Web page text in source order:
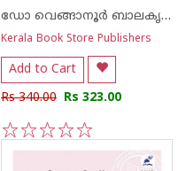
ഡോ വെങ്ങാനൂര്‍ ബാലകൃഷ്ണന്‍
Kerala Book Store Publishers
Add to Cart
Rs 340.00 Rs 323.00
5
4
3
2